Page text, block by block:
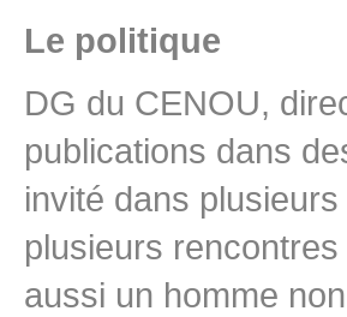
Le politique
DG du CENOU,
publications dans
invité dans
plusieurs
aussi un homme